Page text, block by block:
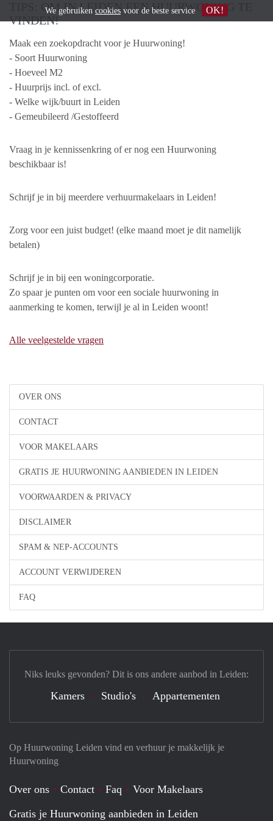
OVER ONS
CONTACT
VOOR MAKELAARS
GRATIS JE HUURWONING AANBIEDEN IN LEIDEN
VOORWAARDEN & PRIVACY
DISCLAIMER
SPAM & NEP-ACCOUNTS
ACCOUNT VERWIJDEREN
FAQ
TIPS: OM IN LEIDEN EEN HUURWONING TE
VINDEN!
Maak een zoekopdracht voor je Huurwoning!
- Soort Huurwoning
- Hoeveel M2
- Huurprijs incl. of excl.
- Welke wijk/buurt in Leiden
- Gemeubileerd /Gestoffeerd
Vraag in je kennissenkring of er nog een Huurwoning
beschikbaar is!
Schrijf je in bij meerdere verhuurmakelaars in Leiden!
Zorg voor een juist budget! (elke maand moet je dit namelijk
betalen)
Schrijf je in bij een woningcorporatie.
Zo spaar je punten om voor een sociale huurwoning in
aanmerking te komen, terwijl je al in Leiden woont!
Alle veelgestelde vragen
Op Huurwoning Leiden vind en verhuur je makkelijk je
Huurwoning
Over ons Contact Faq
Voor Makelaars
Gratis je Huurwoning aanbieden in Leiden
Niks leuks gevonden? Dit is ons andere aanbod in Leiden:
Kamers Studio's Appartementen
We gebruiken cookies voor de beste service OK!